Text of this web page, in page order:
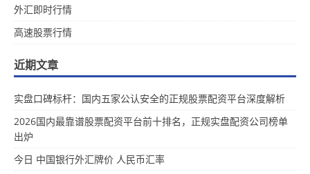
外汇即时行情
高速股票行情
近期文章
实盘口碑标杆：国内五家公认安全的正规股票配资平台深度解析
2026国内最靠谱股票配资平台前十排名，正规实盘配资公司榜单
出炉
今日 中国银行外汇牌价 人民币汇率